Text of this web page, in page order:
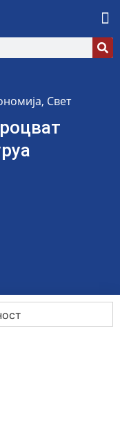
, Свет